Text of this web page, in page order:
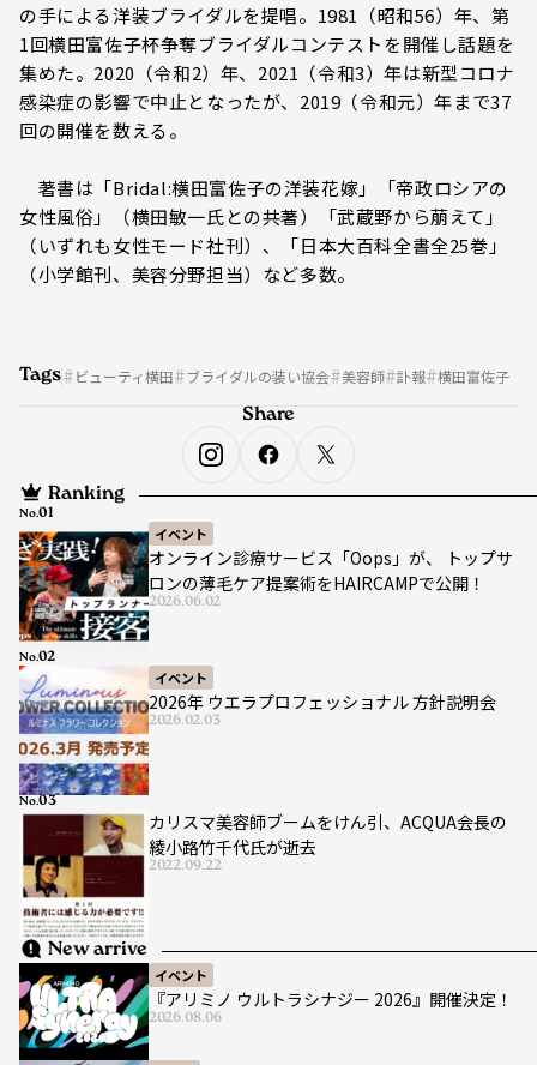
の手による洋装ブライダルを提唱。1981（昭和56）年、第
1回横田富佐子杯争奪ブライダルコンテストを開催し話題を
集めた。2020（令和2）年、2021（令和3）年は新型コロナ
感染症の影響で中止となったが、2019（令和元）年まで37
回の開催を数える。
著書は「Bridal:横田富佐子の洋装花嫁」「帝政ロシアの
女性風俗」（横田敏一氏との共著）「武蔵野から萠えて」
（いずれも女性モード社刊）、「日本大百科全書全25巻」
（小学館刊、美容分野担当）など多数。
Tags ビューティ横田 ブライダルの装い協会 美容師 訃報 横田富佐子
Ranking
イベント
オンライン診療サービス「Oops」が、 トップサ
ロンの薄毛ケア提案術をHAIRCAMPで公開！
2026.06.02
No.
イベント
2026年 ウエラプロフェッショナル 方針説明会
2026.02.03
No.
カリスマ美容師ブームをけん引、ACQUA会長の
綾小路竹千代氏が逝去
2022.09.22
No.
New arrive
イベント
『アリミノ ウルトラシナジー 2026』開催決定！
2026.08.06
Share